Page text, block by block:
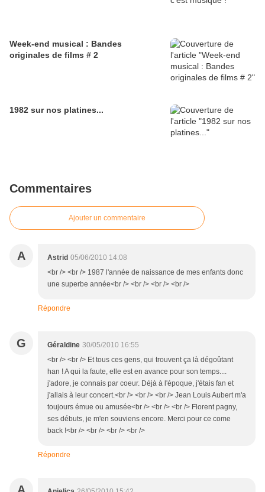
Week-end musical : Bandes
originales de films # 2
1982 sur nos platines...
Commentaires
Ajouter un commentaire
A Astrid 05/06/2010 14:08
<br /> <br /> 1987 l'année de naissance de mes enfants donc
une superbe année<br /> <br /> <br /> <br />
Répondre
G Géraldine 30/05/2010 16:55
<br /> <br /> Et tous ces gens, qui trouvent ça là dégoûtant
han ! A qui la faute, elle est en avance pour son temps....
j'adore, je connais par coeur. Déjà à l'époque, j'étais fan et
j'allais à leur concert.<br /> <br /> <br /> Jean Louis Aubert m'a
toujours émue ou amusée<br /> <br /> <br /> Florent pagny,
ses débuts, je m'en souviens encore. Merci pour ce come
back !<br /> <br /> <br /> <br />
Répondre